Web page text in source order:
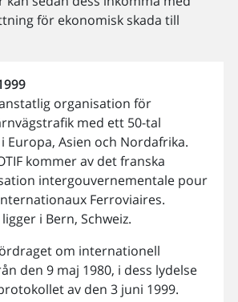
för ekonomisk skada till
organisation för
med ett 50-tal
Europa, Asien och Nordafrika.
kommer av det franska
intergouvernementale pour
Ferroviaires.
i Bern, Schweiz.
om internationell
den 9 maj 1980, i dess lydelse
av den 3 juni 1999.